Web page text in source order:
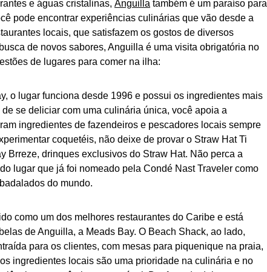
e águas cristalinas, Anguilla também é um paraíso para
pode encontrar experiências culinárias que vão desde a
locais, que satisfazem os gostos de diversos
de novos sabores, Anguilla é uma visita obrigatória no
de lugares para comer na ilha:
o lugar funciona desde 1996 e possui os ingredientes mais
se deliciar com uma culinária única, você apoia a
ingredientes de fazendeiros e pescadores locais sempre
coquetéis, não deixe de provar o Straw Hat Ti
Brreze, drinques exclusivos do Straw Hat. Não perca a
lugar que já foi nomeado pela Condé Nast Traveler como
do mundo.
como um dos melhores restaurantes do Caribe e está
de Anguilla, a Meads Bay. O Beach Shack, ao lado,
para os clientes, com mesas para piquenique na praia,
ingredientes locais são uma prioridade na culinária e no